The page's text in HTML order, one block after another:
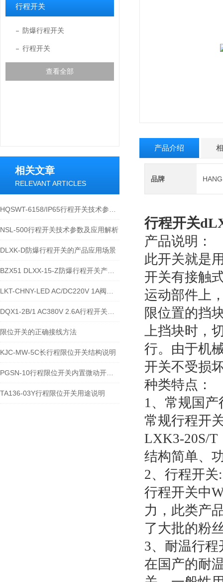
行程开关
防爆行程开关
行程开关
查看全部
相关文章
RELEVANT ARTICLES
NSL-500行程开关技术参数及应用解析
DLXK-D防爆行程开关的产品应用场景
限位开关的正确接线方法
KJC-MW-5C长行程限位开关结构说明
TA136-03Y行程限位开关用途说明
产品介绍
品牌
行程开关
产品说明：
此开关就是
开关有接触
运动部件上
限位置的挡
上挡块时，
行。由于机
开关不受损
种类特点：
1、常规国
常规行程开
LXK3-20S/T
结构简单、
2、行程开关:
行程开关中
力，此类产
了大批的粉
3、耐温行程
在国产的耐